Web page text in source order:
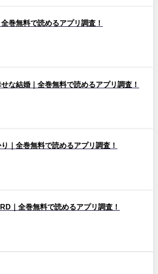
巻無料で読めるアプリ調査！
な結婚｜全巻無料で読めるアプリ調査！
｜全巻無料で読めるアプリ調査！
｜全巻無料で読めるアプリ調査！